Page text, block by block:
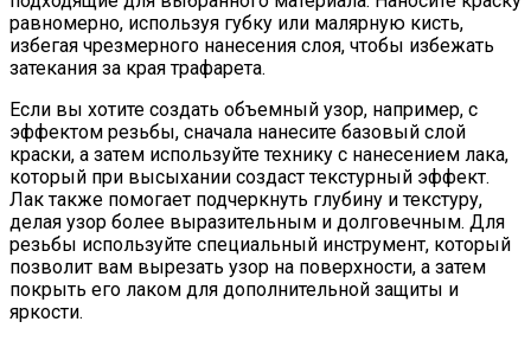
равномерно, используя губку или малярную кисть,
избегая чрезмерного нанесения слоя, чтобы избежать
затекания за края трафарета.
Если вы хотите создать объемный узор, например, с
эффектом резьбы, сначала нанесите базовый слой
краски, а затем используйте технику с нанесением лака,
который при высыхании создаст текстурный эффект.
Лак также помогает подчеркнуть глубину и текстуру,
делая узор более выразительным и долговечным. Для
резьбы используйте специальный инструмент, который
позволит вам вырезать узор на поверхности, а затем
покрыть его лаком для дополнительной защиты и
яркости.